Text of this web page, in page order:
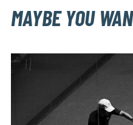
MAYBE YOU